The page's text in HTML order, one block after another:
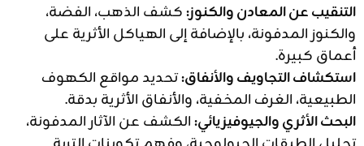
التنقيب عن المعادن والكنوز:كشف الذهب، الفضة،
والكنوز المدفونة، بالإضافة إلى الهياكل الأثرية على
أعماق كبيرة.
استكشاف التجاويف والأنفاق:تحديد مواقع الكهوف
الطبيعية، الغرف المخفية، والأنفاق الأثرية بدقة.
البحث الأثري والجيوفيزيائي:الكشف عن الآثار المدفونة،